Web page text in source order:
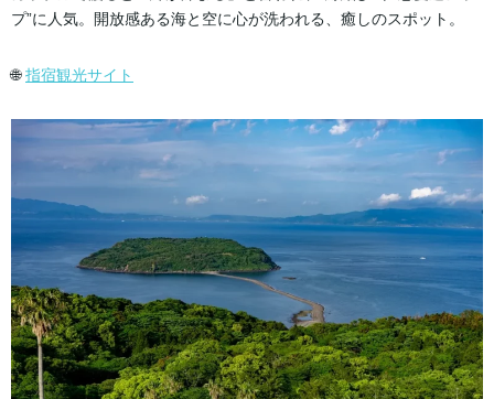
プ”に人気。開放感ある海と空に心が洗われる、癒しのスポット。
🌐指宿観光サイト